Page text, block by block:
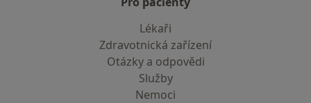
Lékaři
Zdravotnická zařízení
Otázky a odpovědi
Služby
Nemoci